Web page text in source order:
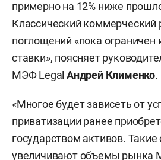
между крупными и средними
участии консультантов,
государственных регуляторов.
примерно на 12% ниже
Классический коммерческий
поглощений «пока ограничен
ставки», поясняет
МЭФ Legal Андрей Клименко.
«Многое будет зависеть от
приватизации ранее
государством активов.
увеличивают объемы рынка